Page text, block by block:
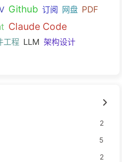
Github 订阅 网盘 PDF
Claude Code
工程 LLM 架构设计
2
5
2